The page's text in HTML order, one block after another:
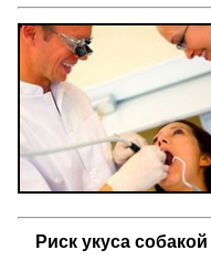
Риск укуса